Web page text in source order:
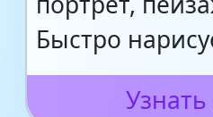
Быстро
Узнать